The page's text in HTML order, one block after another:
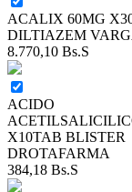
ACALIX 60MG
DILTIAZEM
8.770,10 Bs.S
ACIDO
X10TAB BLISTER
DROTAFARMA
384,18 Bs.S